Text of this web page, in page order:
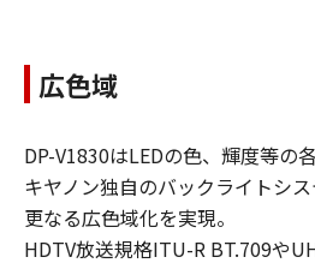
広色域
DP-V1830はLEDの色、輝度等の
キヤノン独自のバックライトシ
更なる広色域化を実現。
HDTV放送規格ITU-R BT.709や